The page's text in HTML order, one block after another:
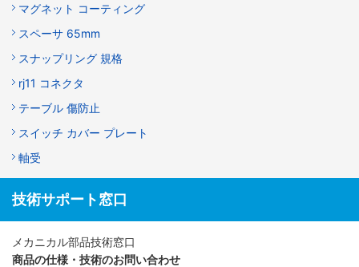
マグネット コーティング
スペーサ 65mm
スナップリング 規格
rj11 コネクタ
テーブル 傷防止
スイッチ カバー プレート
軸受
技術サポート窓口
メカニカル部品技術窓口
商品の仕様・技術のお問い合わせ